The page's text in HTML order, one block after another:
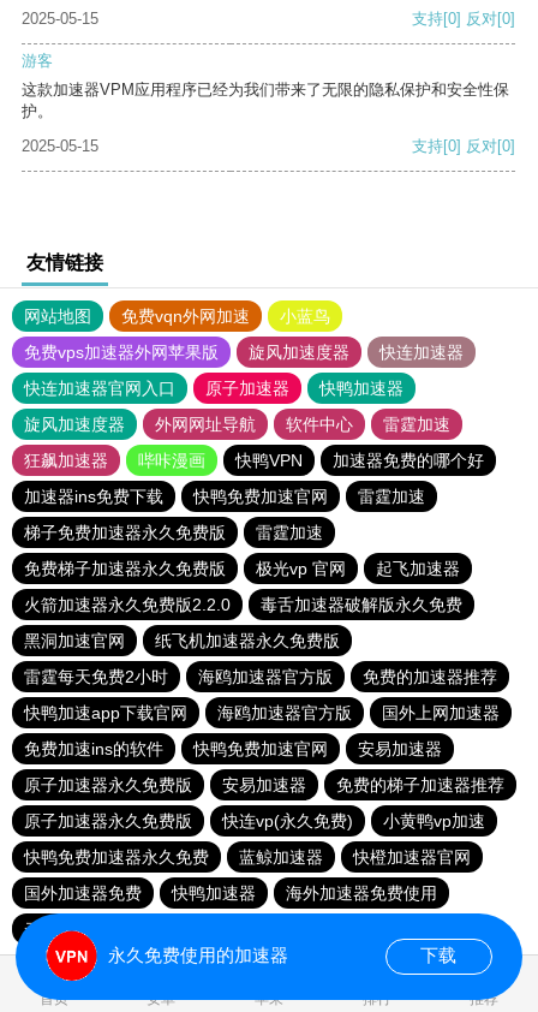
2025-05-15
支持[0] 反对[0]
游客
这款加速器VPM应用程序已经为我们带来了无限的隐私保护和安全性保
护。
2025-05-15
支持[0] 反对[0]
友情链接
网站地图 免费vqn外网加速
小蓝鸟
免费vps加速器外网苹果版
旋风加速度器
快连加速器
快连加速器官网入口
原子加速器
快鸭加速器
旋风加速度器
外网网址导航 软件中心
雷霆加速
狂飙加速器
哔咔漫画 快鸭VPN
加速器免费的哪个好
加速器ins免费下载
快鸭免费加速官网
雷霆加速
梯子免费加速器永久免费版
雷霆加速
免费梯子加速器永久免费版
极光vp 官网
起飞加速器
火箭加速器永久免费版2.2.0
毒舌加速器破解版永久免费
黑洞加速官网
纸飞机加速器永久免费版
雷霆每天免费2小时
海鸥加速器官方版
免费的加速器推荐
快鸭加速app下载官网
海鸥加速器官方版
国外上网加速器
免费加速ins的软件
快鸭免费加速官网
安易加速器
原子加速器永久免费版
安易加速器
免费的梯子加速器推荐
原子加速器永久免费版
快连vp(永久免费)
小黄鸭vp加速
快鸭免费加速器永久免费
蓝鲸加速器
快橙加速器官网
国外加速器免费
快鸭加速器
海外加速器免费使用
云梯加速器下载
首页 安卓 苹果 排行 推荐
永久免费使用的加速器 下载
0.017377s